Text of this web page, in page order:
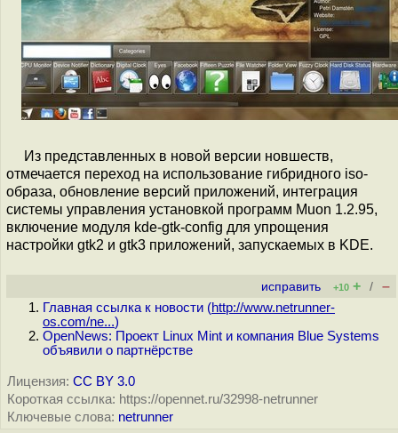
Из представленных в новой версии новшеств,
отмечается переход на использование гибридного iso-
образа, обновление версий приложений, интеграция
системы управления установкой программ Muon 1.2.95,
включение модуля kde-gtk-config для упрощения
настройки gtk2 и gtk3 приложений, запускаемых в KDE.
исправить +10 + / –
Главная ссылка к новости (http://www.netrunner-
os.com/ne...)
OpenNews: Проект Linux Mint и компания Blue Systems
объявили о партнёрстве
Лицензия: CC BY 3.0
Короткая ссылка: https://opennet.ru/32998-netrunner
Ключевые слова: netrunner